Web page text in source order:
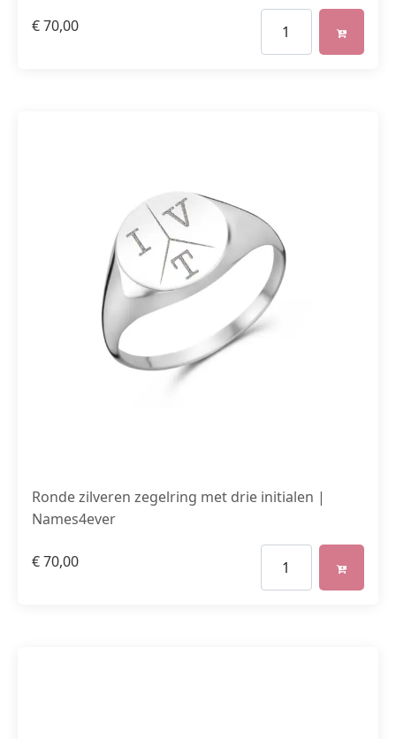
€70,00
Ronde zilveren zegelring met drie initialen |
Names4ever
€70,00